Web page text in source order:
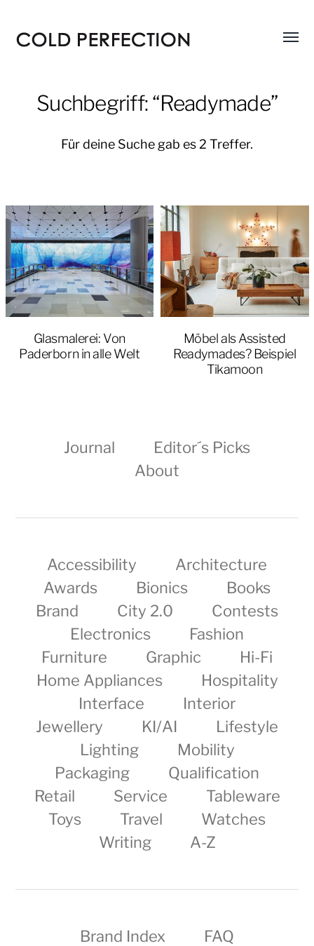
Menü
Suchbegriff: “Readymade”
Für deine Suche gab es 2 Treffer.
Glasmalerei: Von
Paderborn in alle Welt
Möbel als Assisted
Readymades? Beispiel
Tikamoon
Journal
Editor´s Picks
About
Accessibility
Architecture
Awards
Bionics
Books
Brand
City 2.0
Contests
Electronics
Fashion
Furniture
Graphic
Hi-Fi
Home Appliances
Hospitality
Interface
Interior
Jewellery
KI/AI
Lifestyle
Lighting
Mobility
Packaging
Qualification
Retail
Service
Tableware
Toys
Travel
Watches
Writing
A-Z
Brand Index
FAQ